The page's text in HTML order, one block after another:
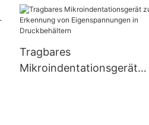
Tragbares
Mikroindentationsgerät